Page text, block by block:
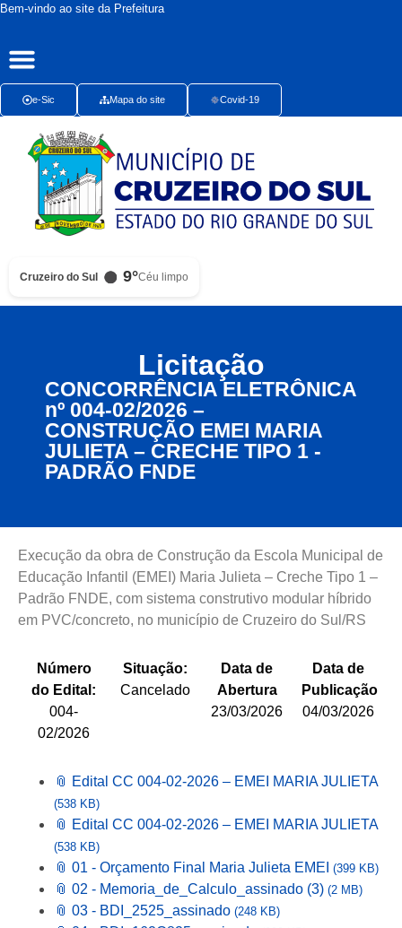
Bem-vindo ao site da Prefeitura
e-Sic Mapa do site Covid-19
Cruzeiro do Sul 9°Céu limpo
Licitação
CONCORRÊNCIA ELETRÔNICA
nº 004-02/2026 –
CONSTRUÇÃO EMEI MARIA
JULIETA – CRECHE TIPO 1 -
PADRÃO FNDE
Execução da obra de Construção da Escola Municipal de
Educação Infantil (EMEI) Maria Julieta – Creche Tipo 1 –
Padrão FNDE, com sistema construtivo modular híbrido
em PVC/concreto, no município de Cruzeiro do Sul/RS
Número
do Edital:
004-
02/2026
Situação:
Cancelado
Data de
Abertura
23/03/2026
Data de
Publicação
04/03/2026
📎 Edital CC 004-02-2026 – EMEI MARIA JULIETA
(538 KB)
📎 Edital CC 004-02-2026 – EMEI MARIA JULIETA
(538 KB)
📎 01 - Orçamento Final Maria Julieta EMEI (399 KB)
📎 02 - Memoria_de_Calculo_assinado (3) (2 MB)
📎 03 - BDI_2525_assinado (248 KB)